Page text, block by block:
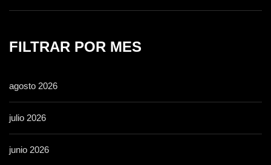
FILTRAR POR MES
agosto 2026
julio 2026
junio 2026